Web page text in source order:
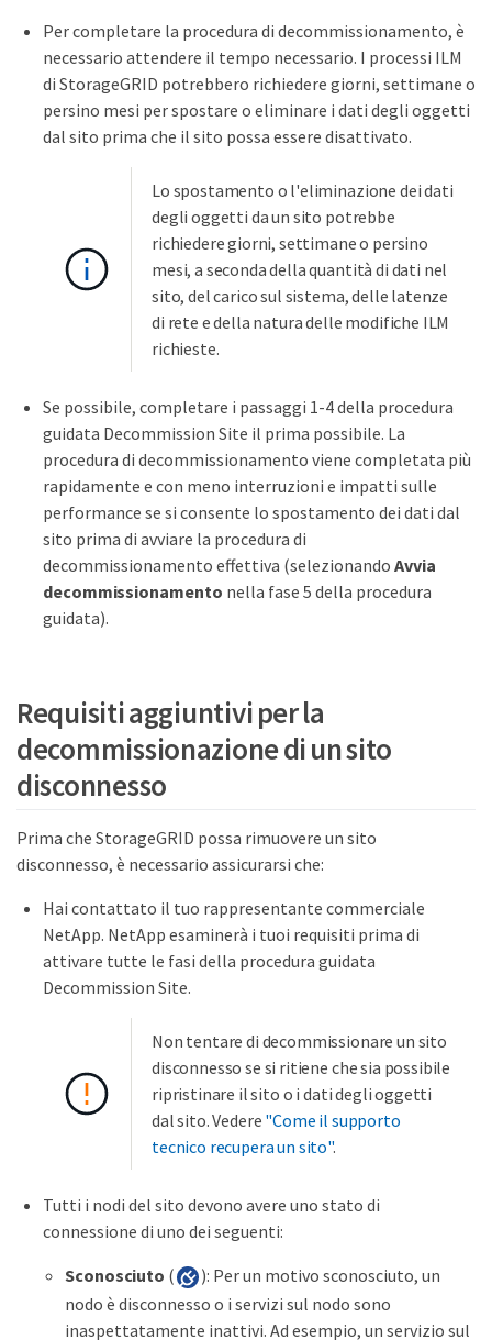
Per completare la procedura di decommissionamento, è
necessario attendere il tempo necessario. I processi ILM
di StorageGRID potrebbero richiedere giorni, settimane o
persino mesi per spostare o eliminare i dati degli oggetti
dal sito prima che il sito possa essere disattivato.
Lo spostamento o l'eliminazione dei dati
degli oggetti da un sito potrebbe
richiedere giorni, settimane o persino
mesi, a seconda della quantità di dati nel
sito, del carico sul sistema, delle latenze
di rete e della natura delle modifiche ILM
richieste.
Se possibile, completare i passaggi 1-4 della procedura
guidata Decommission Site il prima possibile. La
procedura di decommissionamento viene completata più
rapidamente e con meno interruzioni e impatti sulle
performance se si consente lo spostamento dei dati dal
sito prima di avviare la procedura di
decommissionamento effettiva (selezionando Avvia
decommissionamento nella fase 5 della procedura
guidata).
Requisiti aggiuntivi per la
decommissionazione di un sito
disconnesso
Prima che StorageGRID possa rimuovere un sito
disconnesso, è necessario assicurarsi che:
Hai contattato il tuo rappresentante commerciale
NetApp. NetApp esaminerà i tuoi requisiti prima di
attivare tutte le fasi della procedura guidata
Decommission Site.
Non tentare di decommissionare un sito
disconnesso se si ritiene che sia possibile
ripristinare il sito o i dati degli oggetti
dal sito. Vedere "Come il supporto
tecnico recupera un sito".
Tutti i nodi del sito devono avere uno stato di
connessione di uno dei seguenti:
Sconosciuto (
): Per un motivo sconosciuto, un
nodo è disconnesso o i servizi sul nodo sono
inaspettatamente inattivi. Ad esempio, un servizio sul